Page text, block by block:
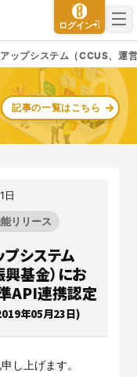
ィー）
ログイン
場をICTでスマートに
ビスサイトを見る
量を「見える化」して
みる？
界に特化したCO₂排出量
可視化が可能な新しい
ビスサイトを見る
ップシステム（CCUS、運
記事の一覧はこちら
日
リリース
システム
興基金）にお
API連携認定
年05月23日)
し上げます。